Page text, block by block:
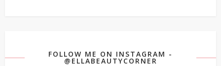
FOLLOW ME ON INSTAGRAM -
@ELLABEAUTYCORNER